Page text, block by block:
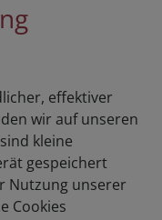
effektiver
wir auf unseren
kleine
gespeichert
Nutzung unserer
Cookies